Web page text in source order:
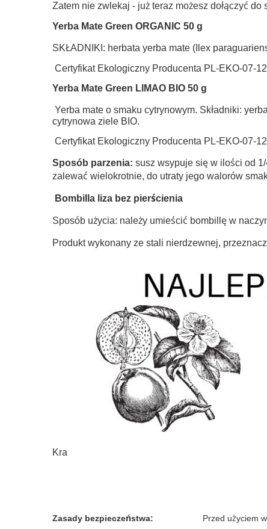
Zatem nie zwlekaj - już teraz możesz dołączyć
Yerba Mate Green ORGANIC 50 g
SKŁADNIKI: herbata yerba mate (Ilex
Certyfikat Ekologiczny Producenta PL-EKO-07-
Yerba Mate Green LIMAO BIO 50 g
Yerba mate o smaku cytrynowym. Składniki:
cytrynowa ziele BIO.
Certyfikat Ekologiczny Producenta PL-EKO-07-
Sposób parzenia: susz wsypuje się w ilości od
zalewać wielokrotnie, do utraty jego walorów
Bombilla liza bez pierścienia
Sposób użycia: należy umieścić bombillę w
Produkt wykonany ze stali nierdzewnej,
Kra
Zasady bezpieczeństwa:
Przed użyciem